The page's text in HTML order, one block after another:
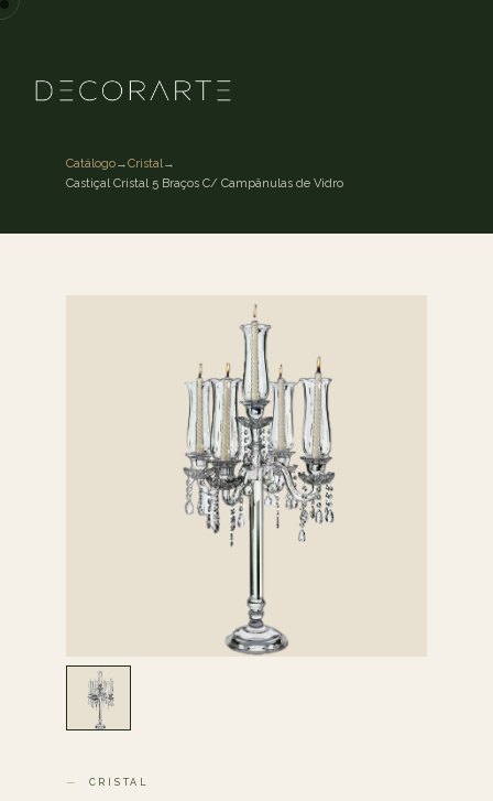
Catálogo→Cristal→
Castiçal Cristal 5 Braços C/ Campânulas de Vidro
CRISTAL